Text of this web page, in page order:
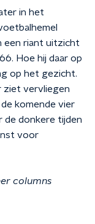
in het
een riant uitzicht
Hoe hij daar op
op het gezicht.
ziet vervliegen
komende vier
de donkere tijden
voor
columns